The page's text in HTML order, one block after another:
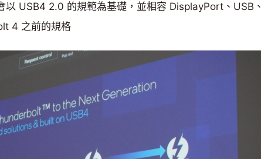
USB4 2.0 的規範為基礎，並相容 DisplayPort、USB、
4 之前的規格